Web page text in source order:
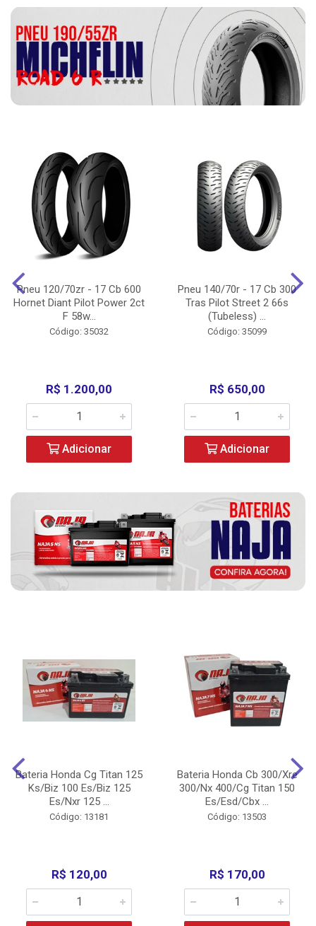
Pneu 120/70zr - 17 Cb 600
Hornet Diant Pilot Power 2ct
F 58w...
Código: 35032
R$ 1.200,00
Adicionar
Pneu 140/70r - 17 Cb 300
Tras Pilot Street 2 66s
(Tubeless) ...
Código: 35099
R$ 650,00
Adicionar
Bateria Honda Cg Titan 125
Ks/Biz 100 Es/Biz 125
Es/Nxr 125 ...
Código: 13181
R$ 120,00
Bateria Honda Cb 300/Xre
300/Nx 400/Cg Titan 150
Es/Esd/Cbx ...
Código: 13503
R$ 170,00